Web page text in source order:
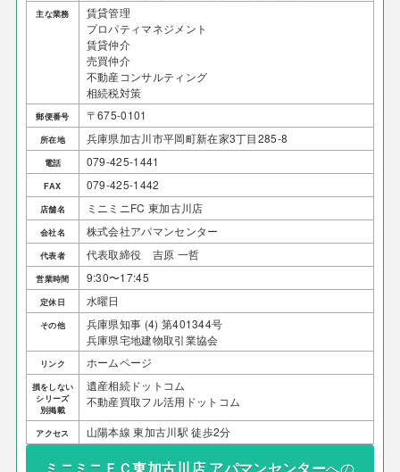
主な業務
賃貸管理
プロパティマネジメント
賃貸仲介
売買仲介
不動産コンサルティング
相続税対策
郵便番号 〒675-0101
所在地 兵庫県加古川市平岡町新在家3丁目285-8
電話 079-425-1441
FAX 079-425-1442
店舗名 ミニミニFC 東加古川店
会社名 株式会社アパマンセンター
代表者 代表取締役 吉原 一哲
営業時間 9:30〜17:45
定休日 水曜日
その他
兵庫県知事 (4) 第401344号
兵庫県宅地建物取引業協会
リンク ホームページ
損をしない
シリーズ
別掲載
遺産相続ドットコム
不動産買取フル活用ドットコム
アクセス 山陽本線 東加古川駅 徒歩2分